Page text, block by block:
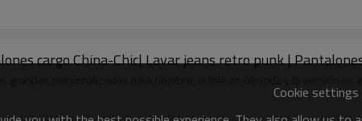
cargo China-Chic| Lavar jeans retro punk |
Cookie settings